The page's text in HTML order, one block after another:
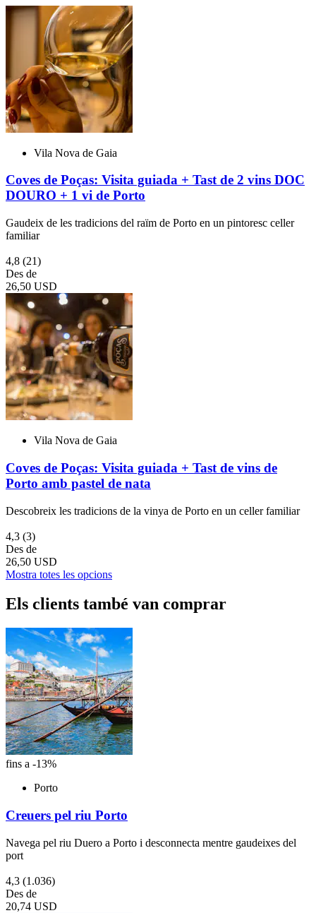
Vila Nova de Gaia
Coves de Poças: Visita guiada + Tast de 2 vins DOC
DOURO + 1 vi de Porto
Gaudeix de les tradicions del raïm de Porto en un pintoresc celler
familiar
4,8 (21)
Des de
26,50 USD
Vila Nova de Gaia
Coves de Poças: Visita guiada + Tast de vins de
Porto amb pastel de nata
Descobreix les tradicions de la vinya de Porto en un celler familiar
4,3 (3)
Des de
26,50 USD
Mostra totes les opcions
Els clients també van comprar
fins a -13%
Porto
Creuers pel riu Porto
Navega pel riu Duero a Porto i desconnecta mentre gaudeixes del
port
4,3 (1.036)
Des de
20,74 USD